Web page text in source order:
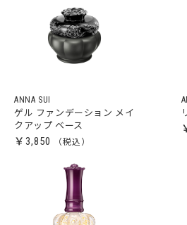
ANNA SUI
ゲル ファンデーション メイ
クアップ ベース
￥3,850